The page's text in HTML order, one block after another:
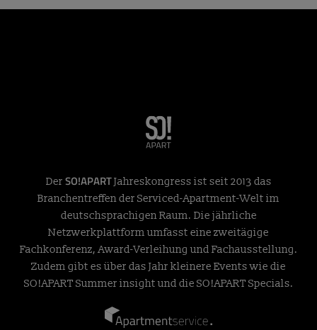
Der SO!APARTJahreskongress ist seit 2013 das
Branchentreffen der Serviced-Apartment-Welt im
deutschsprachigen Raum. Die jährliche
Netzwerkplattform umfasst eine zweitägige
Fachkonferenz, Award-Verleihung und Fachausstellung.
Zudem gibt es über das Jahr kleinere Events wie die
SO!APART Summer insight und die SO!APART Specials.